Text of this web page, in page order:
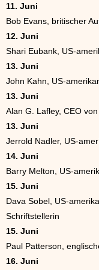
11. Juni
Bob Evans, britischer
12. Juni
Shari Eubank, US-
13. Juni
John Kahn, US-
13. Juni
Alan G. Lafley, CEO
13. Juni
Jerrold Nadler, US-
14. Juni
Barry Melton, US-
15. Juni
Dava Sobel, US-
Schriftstellerin
15. Juni
Paul Patterson,
16. Juni